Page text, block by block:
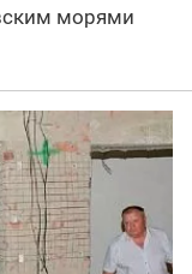
морями